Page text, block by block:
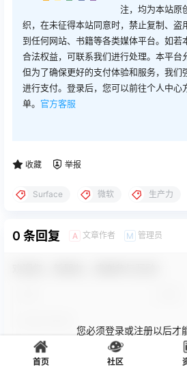
注，均为本站原
织，在未征得本站同意时，禁止复制、盗
到任何网站、书籍等各类媒体平台。如若
合法权益，可联系我们进行处理。本平台
但为了确保更好的支付体验和服务，我们
进行支付。登录后，您可以前往个人中心
单。 官方客服
收藏 举报
Surface 微软 生产力
0 条回复 A 文章作者 M 管理员
您必须登录或注册以后才
首页 社区